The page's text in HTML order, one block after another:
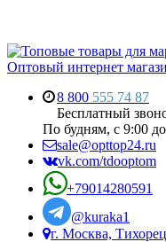
8 800 555 74 87
Бесплатный
По будням, с 9:00
sale@opttop24.ru
vk.com/tdooptom
+79014280591
@kuraka1
г. Москва,